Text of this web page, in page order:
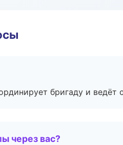
бригаду и ведёт
через вас?